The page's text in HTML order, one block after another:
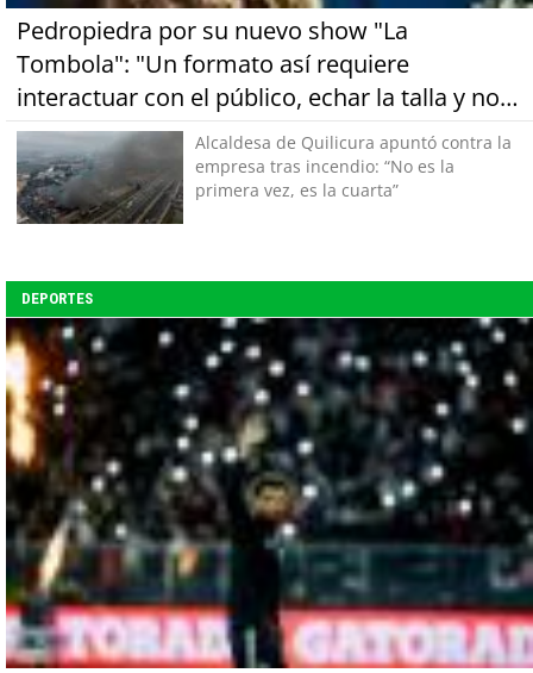
Pedropiedra por su nuevo show "La
Tombola": "Un formato así requiere
interactuar con el público, echar la talla y no
tener miedo a equivocarse"Alcaldesa de Quilicura apuntó contra la
empresa tras incendio: “No es la
primera vez, es la cuarta”
DEPORTES